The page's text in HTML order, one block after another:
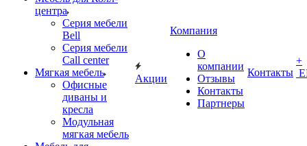
центра
Серия мебели
Bell
Серия мебели
Call center
Мягкая мебель
Офисные
диваны и
кресла
Модульная
мягкая мебель
Акции
Компания
О
компании
Отзывы
Контакты
Партнеры
Контакты
+